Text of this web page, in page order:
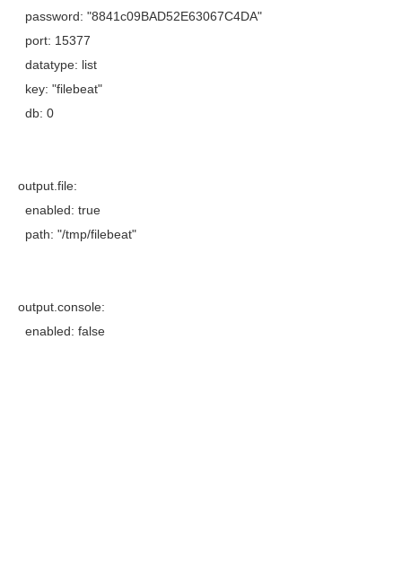
password: "8841c09BAD52E63067C4DA"
port: 15377
datatype: list
key: "filebeat"
db: 0
output.file:
enabled: true
path: "/tmp/filebeat"
output.console:
enabled: false